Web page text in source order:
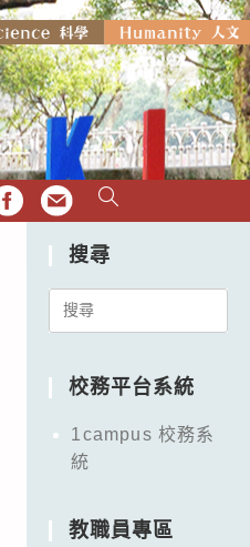
FB EMAIL
教師參加。
搜尋
Search
校務平台系統
1campus 校務系
統
教職員專區